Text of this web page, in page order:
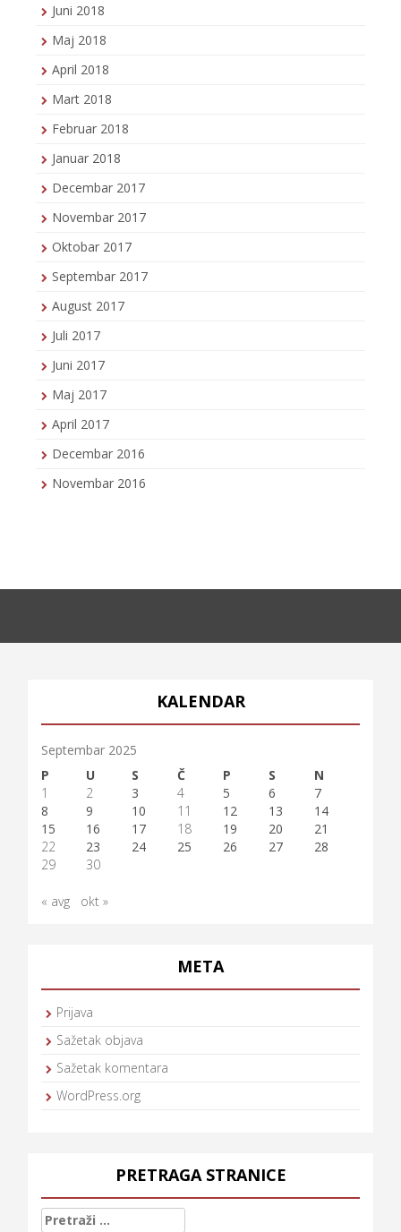
Juni 2018
Maj 2018
April 2018
Mart 2018
Februar 2018
Januar 2018
Decembar 2017
Novembar 2017
Oktobar 2017
Septembar 2017
August 2017
Juli 2017
Juni 2017
Maj 2017
April 2017
Decembar 2016
Novembar 2016
KALENDAR
Septembar 2025
P
U S Č P S
N
1
2 3 4 5 6
7
8
9 10 11 12 13
14
15
16 17 18 19 20
21
22
23 24 25 26 27
28
29
30
« avg okt »
META
Prijava
Sažetak objava
Sažetak komentara
WordPress.org
PRETRAGA STRANICE
Pretraga: